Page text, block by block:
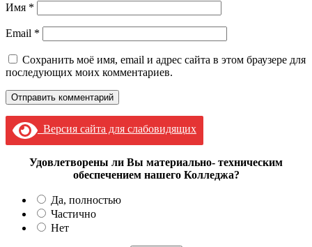
Имя *
Email *
Сохранить моё имя, email и адрес сайта в этом браузере для
последующих моих комментариев.
Версия сайта для слабовидящих
Удовлетворены ли Вы материально- техническим
обеспечением нашего Колледжа?
Да, полностью
Частично
Нет